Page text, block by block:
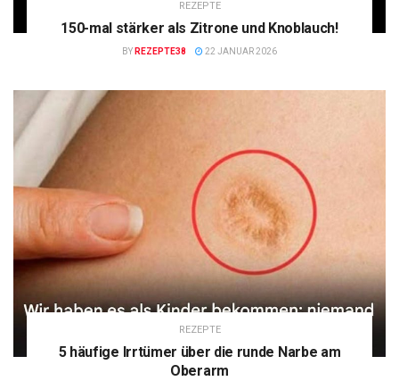
REZEPTE
150-mal stärker als Zitrone und Knoblauch!
BY REZEPTE38 22 JANUAR 2026
REZEPTE
5 häufige Irrtümer über die runde Narbe am
Oberarm